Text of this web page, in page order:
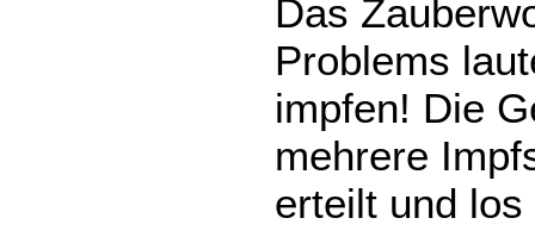
Das
Problems
impfen! Die
mehrere
erteilt und los